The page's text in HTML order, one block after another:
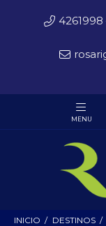
INICIO DESTINOS